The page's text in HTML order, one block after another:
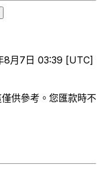
8月7日 03:39 [UTC]
供參考。您匯款時不